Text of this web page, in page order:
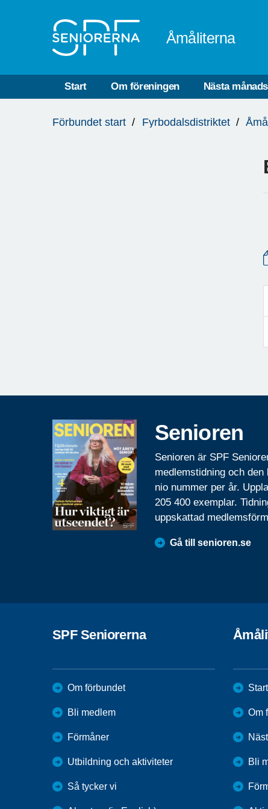
Åmåliterna
Start Om föreningen Nästa
är
Förbundet start Fyrbodalsdistriktet
Senioren
Senioren är SPF
medlemstidning och
nio nummer per år.
205 400 exemplar.
uppskattad
Gå till senioren.se
SPF Seniorerna
Om förbundet
Bli medlem
Förmåner
Utbildning och aktiviteter
Så tycker vi
Start
Om
Bli